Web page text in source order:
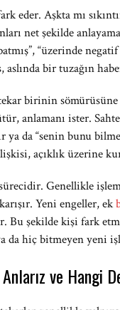
eder. Aşkta mı
net şekilde
“üzerinde
bir tuzağın
birinin
anlamanı ister.
da “senin bunu
açıklık üzerine
Genellikle
Yeni engeller, ek
Bu şekilde kişi fark
da hiç bitmeyen yeni
ve Hangi